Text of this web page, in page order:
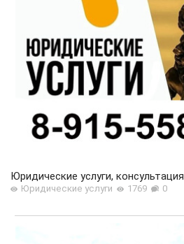
Юридические услуги, консультация
Юридические услуги 1769 0